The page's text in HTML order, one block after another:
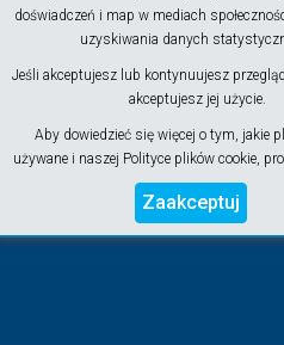
doświadczeń i map w mediach
uzyskiwania danych
Jeśli akceptujesz lub kontynuujesz
akceptujesz jej użycie.
Aby dowiedzieć się więcej o tym, jakie
używane i naszej Polityce plików cookie,
Zaakceptuj